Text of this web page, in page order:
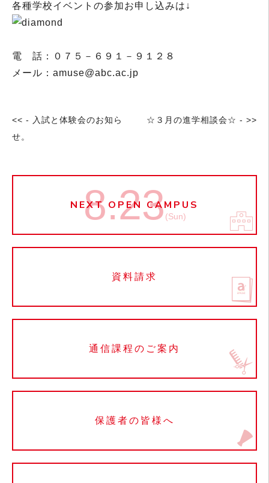
各種学校イベントの参加お申し込みは↓
電 話：０７５－６９１－９１２８
メール： amuse@abc.ac.jp
<< - 入試と体験会のお知ら
せ。
☆３月の進学相談会☆ - >>
NEXT OPEN CAMPUS
8.23(Sun)
資料請求
通信課程のご案内
保護者の皆様へ